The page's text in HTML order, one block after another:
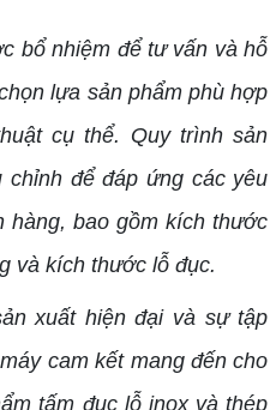
bổ nhiệm để tư vấn và hỗ
lựa sản phẩm phù hợp
cụ thể. Quy trình sản
chỉnh để đáp ứng các yêu
hàng, bao gồm kích thước
và kích thước lỗ đục.
xuất hiện đại và sự tập
cam kết mang đến cho
tấm đục lỗ inox và thép